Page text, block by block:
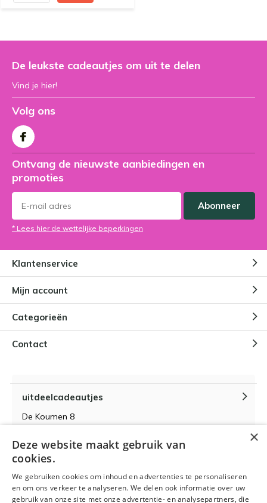
De leukste cadeautjes om uit te delen
Vind je hier!
Volg ons
Ontvang de nieuwste aanbiedingen en
promoties
Abonneer
* Lees hier de wettelijke beperkingen
Klantenservice
Mijn account
Categorieën
Contact
uitdeelcadeautjes
De Koumen 8
KvK-nummer 14087571
BTW-nummer NL 815399145 B01
×
Deze website maakt gebruik van
cookies.
We gebruiken cookies om inhoud en advertenties te personaliseren
en om ons verkeer te analyseren. We delen ook informatie over uw
gebruik van onze site met onze advertentie- en analysepartners, die